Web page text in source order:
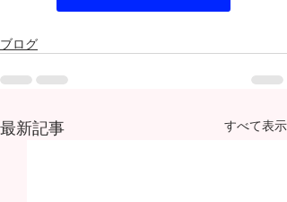
ブログ
最新記事 すべて表示